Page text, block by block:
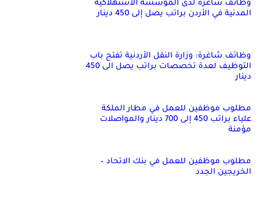
وظائف شاغرة لدى المؤسسة الاستهلاكية
المدنية في الأردن براتب يصل إلى 450 دينار
وظائف شاغرة: وزارة النقل الأردنية تفتح باب
التوظيف لعدة تخصصات براتب يصل الى 450
دينار
مطلوب موظفين للعمل في مطار الملكة
علياء براتب 450 إلى 700 دينار والمواصلات
مؤمنة
مطلوب موظفين للعمل في بنك الاتحاد –
الخريجين الجدد